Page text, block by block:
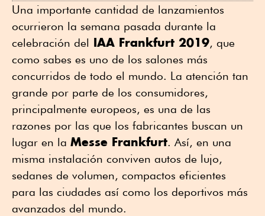
Una importante cantidad de lanzamientos
ocurrieron la semana pasada durante la
celebración del IAA Frankfurt 2019, que
como sabes es uno de los salones más
concurridos de todo el mundo. La atención tan
grande por parte de los consumidores,
principalmente europeos, es una de las
razones por las que los fabricantes buscan un
lugar en la Messe Frankfurt. Así, en una
misma instalación conviven autos de lujo,
sedanes de volumen, compactos eficientes
para las ciudades así como los deportivos más
avanzados del mundo.